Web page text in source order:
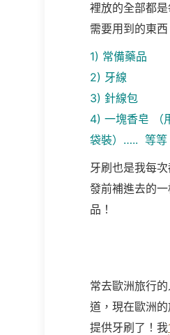
裡放的全部都
需要用到的東
1) 常備藥品
2) 牙線
3) 針線包
4) 一塊香皂 （
袋裝）….. 等等
牙刷也是我每
發前補進去的
品！
常去歐洲旅行
道，現在歐洲
提供牙刷了！我